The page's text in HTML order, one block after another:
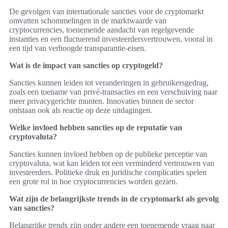
De gevolgen van internationale sancties voor de cryptomarkt
omvatten schommelingen in de marktwaarde van
cryptocurrencies, toenemende aandacht van regelgevende
instanties en een fluctuerend investeerdersvertrouwen, vooral in
een tijd van verhoogde transparantie-eisen.
Wat is de impact van sancties op cryptogeld?
Sancties kunnen leiden tot veranderingen in gebruikersgedrag,
zoals een toename van privé-transacties en een verschuiving naar
meer privacygerichte munten. Innovaties binnen de sector
ontstaan ook als reactie op deze uitdagingen.
Welke invloed hebben sancties op de reputatie van
cryptovaluta?
Sancties kunnen invloed hebben op de publieke perceptie van
cryptovaluta, wat kan leiden tot een verminderd vertrouwen van
investeerders. Politieke druk en juridische complicaties spelen
een grote rol in hoe cryptocurrencies worden gezien.
Wat zijn de belangrijkste trends in de cryptomarkt als gevolg
van sancties?
Belangrijke trends zijn onder andere een toenemende vraag naar